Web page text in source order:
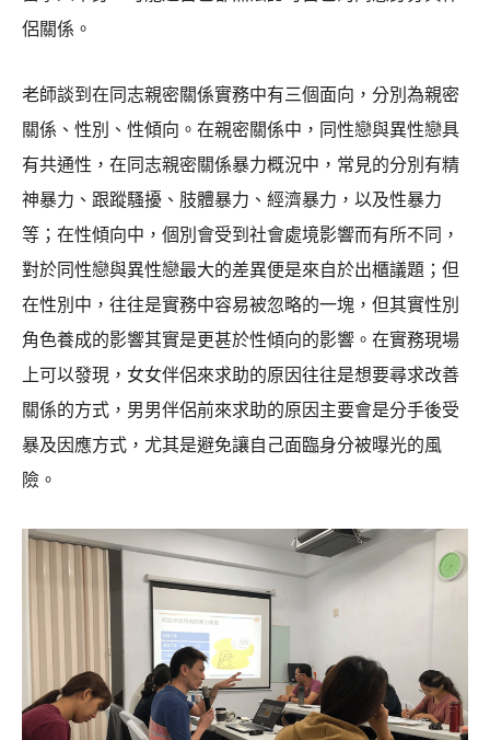
侶關係。
老師談到在同志親密關係實務中有三個面向，分別為親密
關係、性別、性傾向。在親密關係中，同性戀與異性戀具
有共通性，在同志親密關係暴力概況中，常見的分別有精
神暴力、跟蹤騷擾、肢體暴力、經濟暴力，以及性暴力
等；在性傾向中，個別會受到社會處境影響而有所不同，
對於同性戀與異性戀最大的差異便是來自於出櫃議題；但
在性別中，往往是實務中容易被忽略的一塊，但其實性別
角色養成的影響其實是更甚於性傾向的影響。在實務現場
上可以發現，女女伴侶來求助的原因往往是想要尋求改善
關係的方式，男男伴侶前來求助的原因主要會是分手後受
暴及因應方式，尤其是避免讓自己面臨身分被曝光的風
險。